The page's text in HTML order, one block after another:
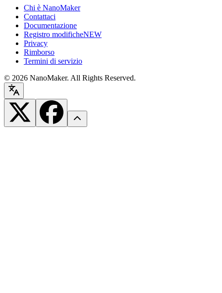
Chi è NanoMaker
Contattaci
Documentazione
Registro modificheNEW
Privacy
Rimborso
Termini di servizio
© 2026 NanoMaker. All Rights Reserved.